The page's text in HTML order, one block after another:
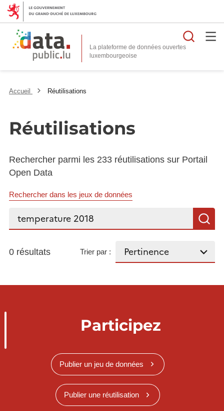
La plateforme de données ouvertes
Accueil Réutilisations
Réutilisations
Rechercher parmi les 233 réutilisations sur Portail
Open Data
Rechercher dans les jeux de données
Rechercher...
0 résultats Trier par :
Participez
Publier un jeu de données
Publier une réutilisation